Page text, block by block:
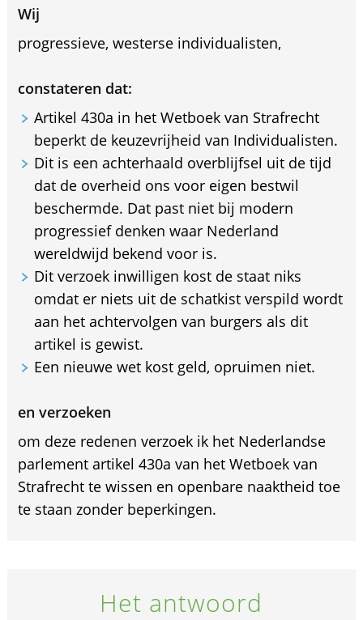
Wij
progressieve, westerse individualisten,
constateren dat:
Artikel 430a in het Wetboek van Strafrecht
beperkt de keuzevrijheid van Individualisten.
Dit is een achterhaald overblijfsel uit de tijd
dat de overheid ons voor eigen bestwil
beschermde. Dat past niet bij modern
progressief denken waar Nederland
wereldwijd bekend voor is.
Dit verzoek inwilligen kost de staat niks
omdat er niets uit de schatkist verspild wordt
aan het achtervolgen van burgers als dit
artikel is gewist.
Een nieuwe wet kost geld, opruimen niet.
en verzoeken
om deze redenen verzoek ik het Nederlandse
parlement artikel 430a van het Wetboek van
Strafrecht te wissen en openbare naaktheid toe
te staan zonder beperkingen.
Het antwoord